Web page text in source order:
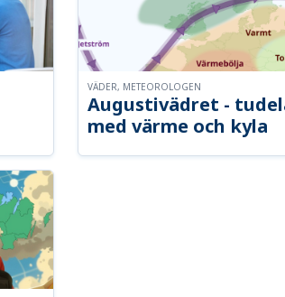
Augustivädret -
med värme och kyla
VÄDER, METEOROLOGEN